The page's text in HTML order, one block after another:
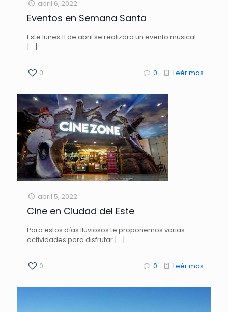
abril 6, 2022
Eventos en Semana Santa
Este lunes 11 de abril se realizará un evento musical
[…]
0 0 Leèr mas
abril 5, 2022
Cine en Ciudad del Este
Para estos días lluviosos te proponemos varias
actividades para disfrutar […]
0 0 Leèr mas